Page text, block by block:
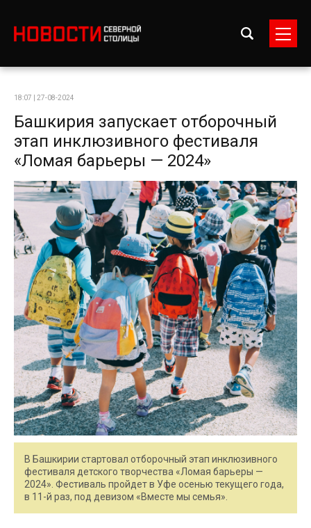
18:07 | 27-08-2024
Башкирия запускает отборочный
этап инклюзивного фестиваля
«Ломая барьеры — 2024»
В Башкирии стартовал отборочный этап инклюзивного
фестиваля детского творчества «Ломая барьеры —
2024». Фестиваль пройдет в Уфе осенью текущего года,
в 11-й раз, под девизом «Вместе мы семья».